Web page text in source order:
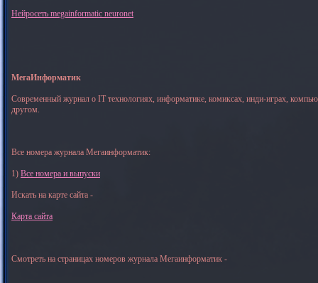
Нейросеть megainformatic neuronet
МегаИнформатик
Современный журнал о IT технологиях, информатике, комиксах, инди-играх,
другом.
Все номера журнала Мегаинформатик:
1) Все номера и выпуски
Искать на карте сайта -
Карта сайта
Смотреть на страницах номеров журнала Мегаинформатик -